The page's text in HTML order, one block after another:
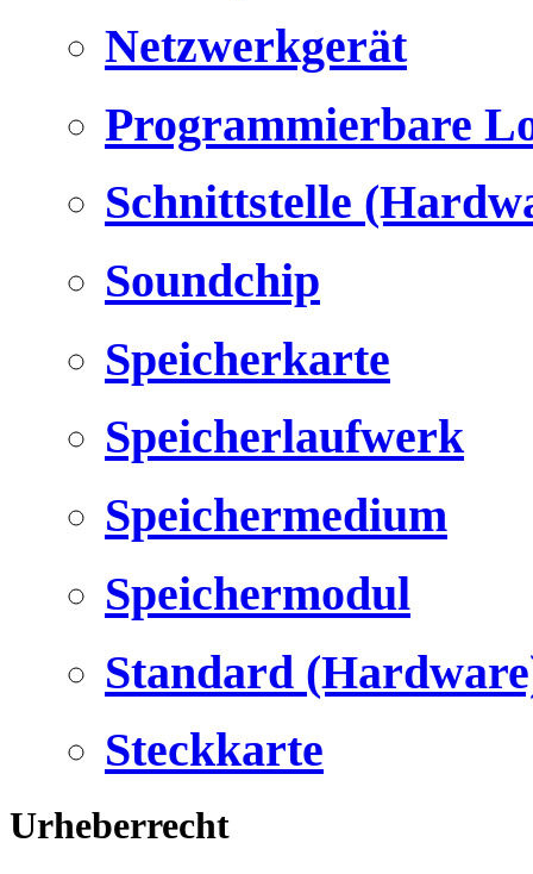
Netzwerkgerät
Programmierbare
Schnittstelle
Soundchip
Speicherkarte
Speicherlaufwerk
Speichermedium
Speichermodul
Standard
Steckkarte
Urheberrecht